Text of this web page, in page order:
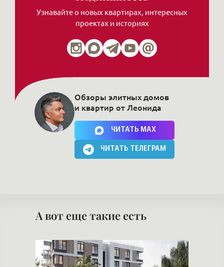
Узнавайте о новых квартирах, интересных
проектах и историях
Нажимая на кнопку, Вы соглашаетесь c политикой сайта
Обзоры элитных домов
и квартир от Леонида
ЧИТАТЬ MAX
ЧИТАТЬ ТЕЛЕГРАМ
А вот еще такие есть